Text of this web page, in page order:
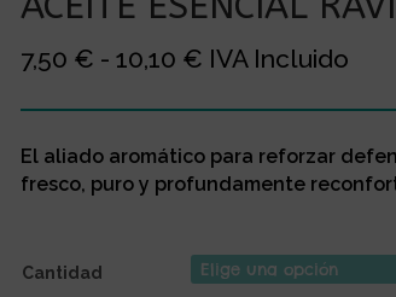
7,50 € - 10,10 € Rango
precios:
7,50 €
hasta
IVA Incluido
El aliado aromático para reforzar
fresco, puro y profundamente
Cantidad